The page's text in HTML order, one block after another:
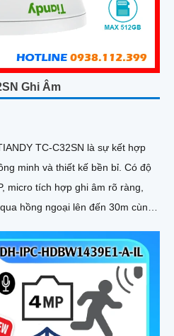
Ghi Âm
TC-C32SN là sự kết hợp
và thiết kế bền bỉ. Có độ
micro tích hợp ghi âm rõ ràng,
hồng ngoại lên đến 30m cùng
hỗ trợ POE đạt chuẩn IP66 chống